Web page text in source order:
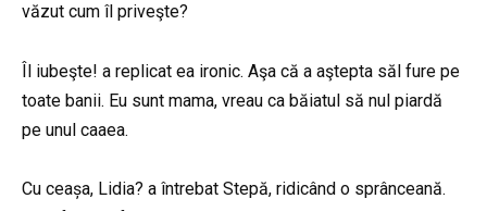
văzut cum îl priveşte?
Îl iubeşte! a replicat ea ironic. Aşa că a aştepta săl fure pe
toate banii. Eu sunt mama, vreau ca băiatul să nul piardă
pe unul caaea.
Cu ceașa, Lidia? a întrebat Stepă, ridicând o sprânceană.